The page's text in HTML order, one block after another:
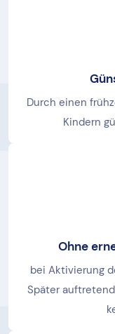
Durch einen
Kindern
Ohne
bei Aktivierung
Später